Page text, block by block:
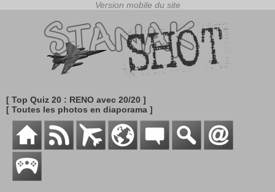
[ Top Quiz 20 : RENO avec 20/20 ]
[ Toutes les photos en diaporama ]